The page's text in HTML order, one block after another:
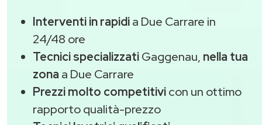
Interventi in rapidia Due Carrare in
24/48 ore
Tecnici specializzatiGaggenau, nella tua
zona a Due Carrare
Prezzi molto competitivicon un ottimo
rapporto qualità-prezzo